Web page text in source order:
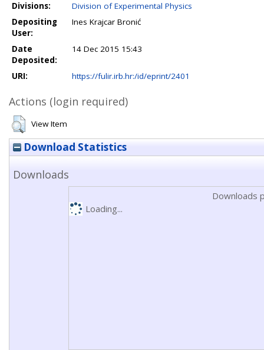
Divisions:
Division of Experimental Physics
Depositing
User:
Ines Krajcar Bronić
Date
Deposited:
14 Dec 2015 15:43
URI: https://fulir.irb.hr:/id/eprint/2401
Actions (login required)
View Item
Download Statistics
Downloads
Downloads
Loading...